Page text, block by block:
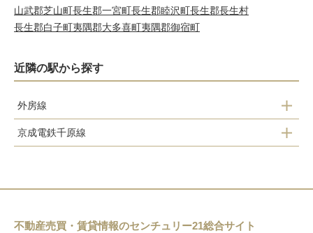
山武郡芝山町長生郡一宮町長生郡睦沢町長生郡長生村
長生郡白子町夷隅郡大多喜町夷隅郡御宿町
近隣の駅から探す
外房線
鎌取駅
京成電鉄千原線
おゆみ野駅
不動産売買・賃貸情報のセンチュリー21総合サイト